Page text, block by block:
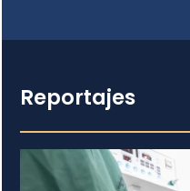
Reportajes